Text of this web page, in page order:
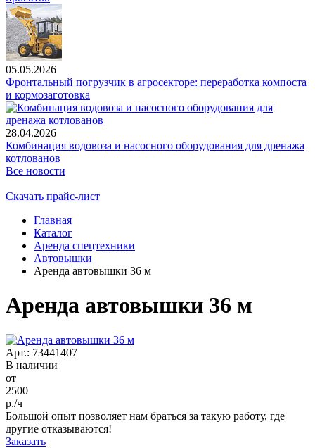
05.05.2026
Фронтальный погрузчик в агросекторе: переработка компоста
и кормозаготовка
28.04.2026
Комбинация водовоза и насосного оборудования для дренажа
котлованов
Все новости
Скачать прайс-лист
Главная
Каталог
Аренда спецтехники
Автовышки
Аренда автовышки 36 м
Аренда автовышки 36 м
Арт.: 73441407
В наличии
от
2500
р./ч
Большой опыт позволяет нам браться за такую работу, где
другие отказываются!
Заказать